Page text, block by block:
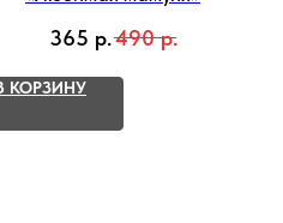
365 р.490 р.
КОРЗИНУ